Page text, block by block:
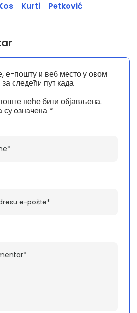
Kurti Petković
неће бити објављена.
означена *
е-пошту и веб место у овом
следећи пут када